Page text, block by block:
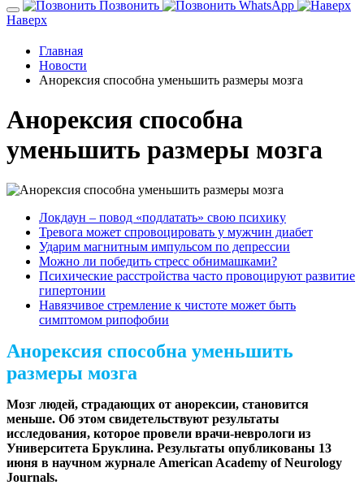
Позвонить
WhatsApp
Наверх
Главная
Новости
Анорексия способна уменьшить размеры мозга
Анорексия способна
уменьшить размеры мозга
Локдаун – повод «подлатать» свою психику
Тревога может спровоцировать у мужчин диабет
Ударим магнитным импульсом по депрессии
Можно ли победить стресс обнимашками?
Психические расстройства часто провоцируют развитие
гипертонии
Навязчивое стремление к чистоте может быть
симптомом рипофобии
Анорексия способна уменьшить
размеры мозга
Мозг людей, страдающих от анорексии, становится
меньше. Об этом свидетельствуют результаты
исследования, которое провели врачи-неврологи из
Университета Бруклина. Результаты опубликованы 13
июня в научном журнале American Academy of Neurology
Journals.